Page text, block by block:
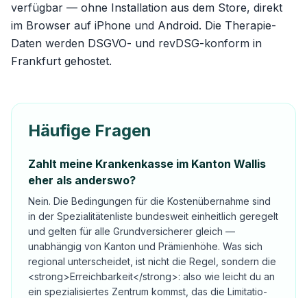
verfügbar — ohne Installation aus dem Store, direkt
im Browser auf iPhone und Android. Die Therapie-
Daten werden DSGVO- und revDSG-konform in
Frankfurt gehostet.
Häufige Fragen
Zahlt meine Krankenkasse im Kanton Wallis
eher als anderswo?
Nein. Die Bedingungen für die Kostenübernahme sind
in der Spezialitätenliste bundesweit einheitlich geregelt
und gelten für alle Grundversicherer gleich —
unabhängig von Kanton und Prämienhöhe. Was sich
regional unterscheidet, ist nicht die Regel, sondern die
<strong>Erreichbarkeit</strong>: also wie leicht du an
ein spezialisiertes Zentrum kommst, das die Limitatio-